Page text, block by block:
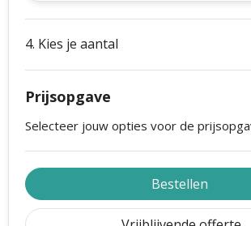
4. Kies je aantal
Prijsopgave
Selecteer jouw opties voor de
Bestellen